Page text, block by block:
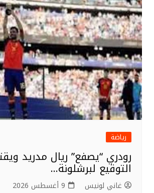
o
o
k
رياضة
رودري “يصفع” ريال مدريد
التوقيع لبرشلونة…
غاني لونيس 9 أغسطس 2026